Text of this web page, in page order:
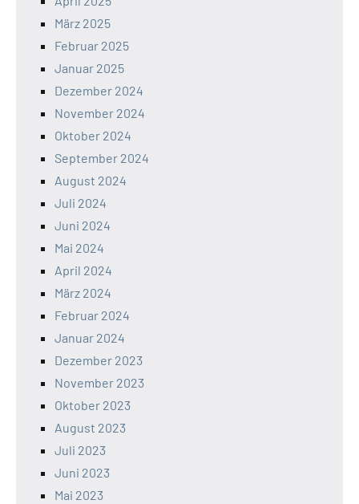
März 2025
Februar 2025
Januar 2025
Dezember 2024
November 2024
Oktober 2024
September 2024
August 2024
Juli 2024
Juni 2024
Mai 2024
April 2024
März 2024
Februar 2024
Januar 2024
Dezember 2023
November 2023
Oktober 2023
August 2023
Juli 2023
Juni 2023
Mai 2023